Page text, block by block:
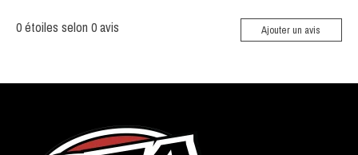
0étoiles selon 0avis Ajouter un avis